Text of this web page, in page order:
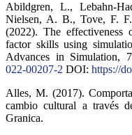
Abildgren, L., Lebahn-
Nielsen, A. B., Tove, F.
(2022). The effectiveness
factor skills using
Advances in Simulation,
022-00207-2 DOI: https://
Alles, M. (2017).
cambio cultural a través
Granica.